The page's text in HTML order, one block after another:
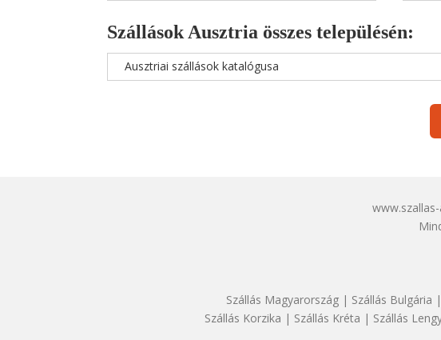
Szállások Ausztria összes településén:
Ausztriai szállások katalógusa
Szállás Magyarország | Szállás Bulgária |
Szállás Korzika | Szállás Kréta | Szállás